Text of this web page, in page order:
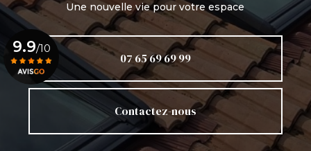
Une nouvelle vie pour votre espace
07 65 69 69 99
Contactez-nous
9.9/10
Voir le certificat